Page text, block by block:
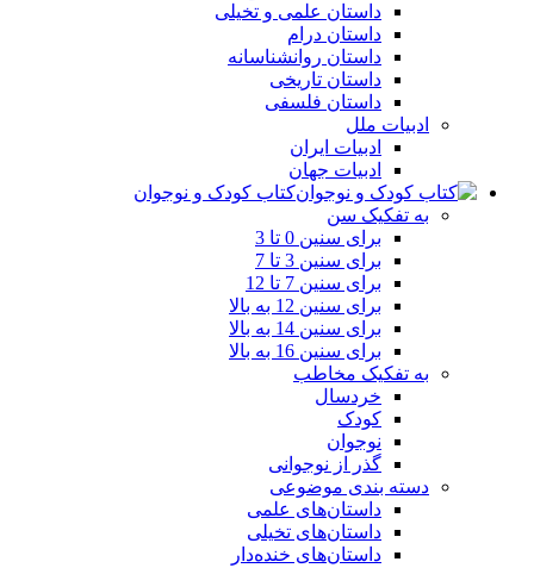
داستان علمی و تخیلی
داستان درام
داستان روانشناسانه
داستان تاریخی
داستان فلسفی
ادبیات ملل
ادبیات ایران
ادبیات جهان
کتاب کودک و نوجوان
به تفکیک سن
برای سنین 0 تا 3
برای سنین 3 تا 7
برای سنین 7 تا 12
برای سنین 12 به بالا
برای سنین 14 به بالا
برای سنین 16 به بالا
به تفکیک مخاطب
خردسال
کودک
نوجوان
گذر از نوجوانی
دسته بندی موضوعی
داستان‌های علمی‌
داستان‌های تخیلی
داستان‌های خنده‌دار